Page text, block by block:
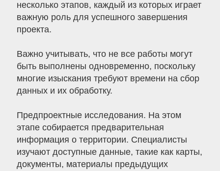
несколько этапов, каждый из которых играет
важную роль для успешного завершения
проекта.
Важно учитывать, что не все работы могут
быть выполнены одновременно, поскольку
многие изыскания требуют времени на сбор
данных и их обработку.
Предпроектные исследования. На этом
этапе собирается предварительная
информация о территории. Специалисты
изучают доступные данные, такие как карты,
документы, материалы предыдущих